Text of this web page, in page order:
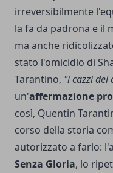
irreversibilmente
la fa da padrona e il
ma anche
stato l'omicidio di
Tarantino, "i cazzi del
un'affermazione
così, Quentin
corso della storia
autorizzato a farlo:
Senza Gloria, lo